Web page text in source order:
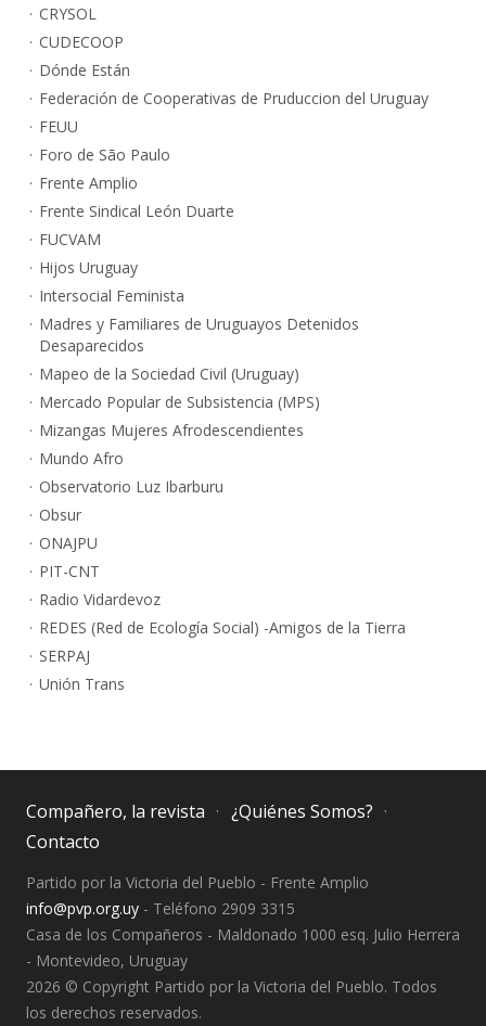
CRYSOL
CUDECOOP
Dónde Están
Federación de Cooperativas de Pruduccion del Uruguay
FEUU
Foro de São Paulo
Frente Amplio
Frente Sindical León Duarte
FUCVAM
Hijos Uruguay
Intersocial Feminista
Madres y Familiares de Uruguayos Detenidos
Desaparecidos
Mapeo de la Sociedad Civil (Uruguay)
Mercado Popular de Subsistencia (MPS)
Mizangas Mujeres Afrodescendientes
Mundo Afro
Observatorio Luz Ibarburu
Obsur
ONAJPU
PIT-CNT
Radio Vidardevoz
REDES (Red de Ecología Social) -Amigos de la Tierra
SERPAJ
Unión Trans
Compañero, la revista
¿Quiénes Somos?
Contacto
Partido por la Victoria del Pueblo - Frente Amplio
info@pvp.org.uy - Teléfono 2909 3315
Casa de los Compañeros - Maldonado 1000 esq. Julio Herrera
- Montevideo, Uruguay
2026 © Copyright Partido por la Victoria del Pueblo. Todos
los derechos reservados.